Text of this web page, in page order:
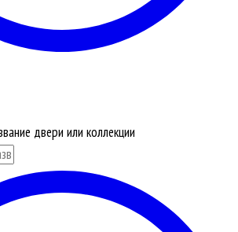
двери или коллекции